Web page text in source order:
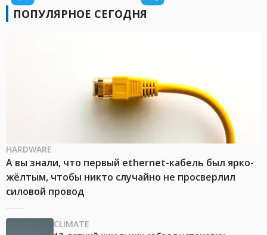
ПОПУЛЯРНОЕ СЕГОДНЯ
HARDWARE
А вы знали, что первый ethernet-кабель был ярко-
жёлтым, чтобы никто случайно не просверлил
силовой провод
CLIMATE